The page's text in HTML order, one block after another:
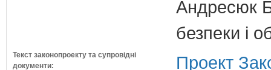
Андресюк
безпеки і
Текст законопроекту та супровідні
документи:
Проект